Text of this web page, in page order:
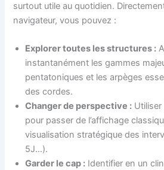
surtout utile au quotidien.
navigateur, vous pouvez :
Explorer toutes les structures :
instantanément les gammes
pentatoniques et les arpèges
des cordes.
Changer de perspective :
pour passer de l’affichage
visualisation stratégique des
5J…).
Garder le cap : Identifier en un